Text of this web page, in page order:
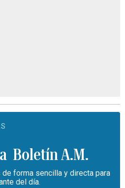
Boletín A.M.
forma sencilla y directa para
del día.